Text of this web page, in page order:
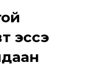
эссэ